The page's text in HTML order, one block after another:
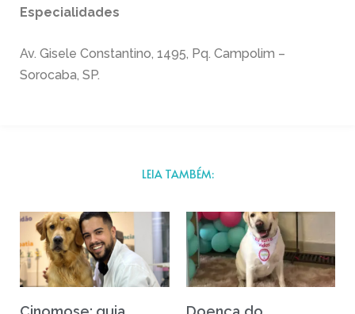
Especialidades
Av. Gisele Constantino, 1495, Pq. Campolim –
Sorocaba, SP.
LEIA TAMBÉM: